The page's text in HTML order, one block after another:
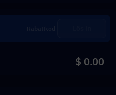
$ 0.00